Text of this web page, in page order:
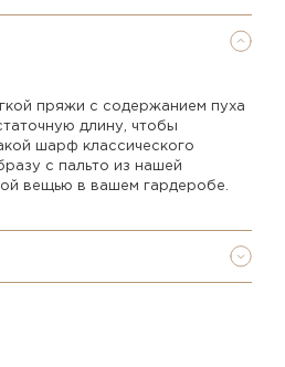
пряжи с содержанием пуха
длину, чтобы
шарф классического
с пальто из нашей
вещью в вашем гардеробе.